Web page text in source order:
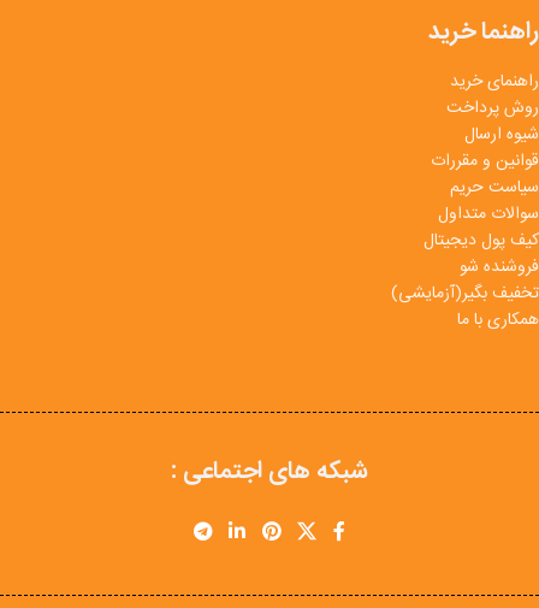
راهنما خرید
راهنمای خرید
روش پرداخت
شیوه ارسال
قوانین و مقررات
سیاست حریم
سوالات متداول
کیف پول دیجیتال
فروشنده شو
تخفیف بگیر(آزمایشی)
همکاری با ما
شبکه های اجتماعی :